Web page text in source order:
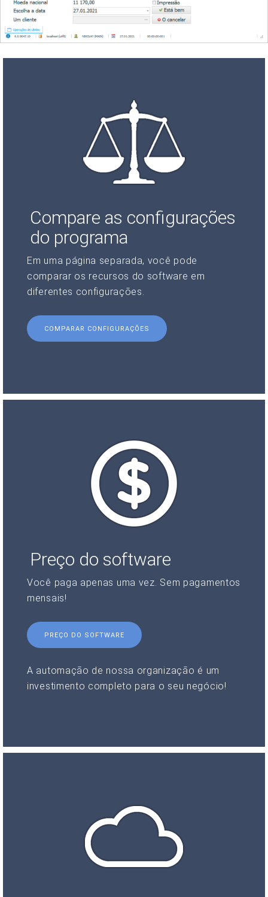
Compare as configurações
do programa
Em uma página separada, você pode
comparar os recursos do software em
diferentes configurações.
COMPARAR CONFIGURAÇÕES
Preço do software
Você paga apenas uma vez. Sem pagamentos
mensais!
PREÇO DO SOFTWARE
A automação de nossa organização é um
investimento completo para o seu negócio!